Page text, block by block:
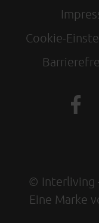
Cookie-
© Interliving
Eine Marke